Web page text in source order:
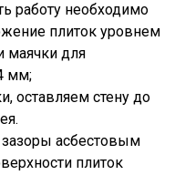
работу необходимо
плиток уровнем
маячки для
мм;
оставляем стену до
зазоры асбестовым
плиток